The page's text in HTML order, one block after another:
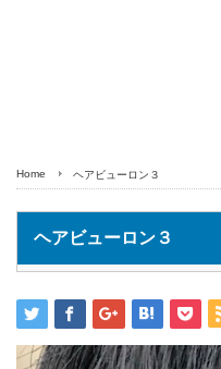
Home ヘアビューロン３
ヘアビューロン３